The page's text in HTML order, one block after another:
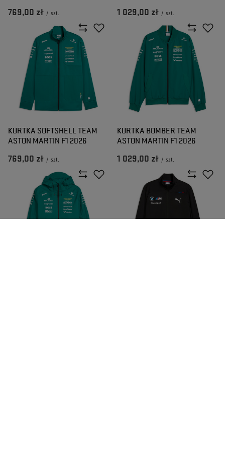
769,00 zł / szt. 1 029,00 zł / szt.
KURTKA SOFTSHELL TEAM
ASTON MARTIN F1 2026
769,00 zł / szt.
KURTKA BOMBER TEAM
ASTON MARTIN F1 2026
1 029,00 zł / szt.